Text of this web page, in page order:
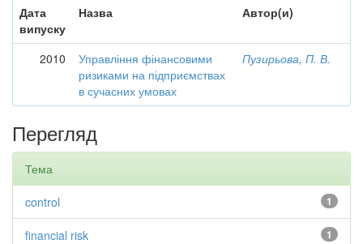
Дата
випуску
Назва Автор(и)
2010
Управління фінансовими
ризиками на підприємствах
в сучасних умовах
Пузирьова, П. В.
Перегляд
Тема
1
control
1
financial risk